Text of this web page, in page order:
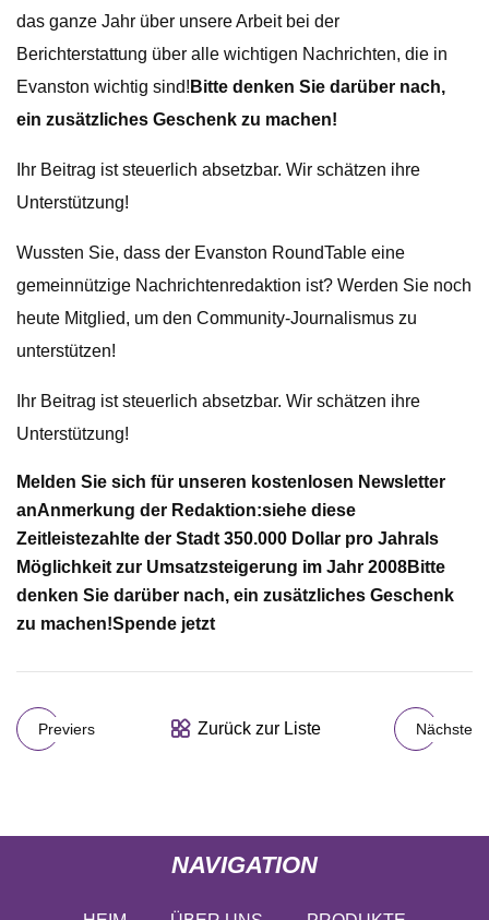
das ganze Jahr über unsere Arbeit bei der
Berichterstattung über alle wichtigen Nachrichten, die in
Evanston wichtig sind! Bitte denken Sie darüber nach,
ein zusätzliches Geschenk zu machen!
Ihr Beitrag ist steuerlich absetzbar. Wir schätzen ihre
Unterstützung!
Wussten Sie, dass der Evanston RoundTable eine
gemeinnützige Nachrichtenredaktion ist? Werden Sie noch
heute Mitglied, um den Community-Journalismus zu
unterstützen!
Ihr Beitrag ist steuerlich absetzbar. Wir schätzen ihre
Unterstützung!
Melden Sie sich für unseren kostenlosen Newsletter
anAnmerkung der Redaktion:siehe diese
Zeitleistezahlte der Stadt 350.000 Dollar pro Jahrals
Möglichkeit zur Umsatzsteigerung im Jahr 2008Bitte
denken Sie darüber nach, ein zusätzliches Geschenk
zu machen!Spende jetzt
Previers Zurück zur Liste Nächste
NAVIGATION